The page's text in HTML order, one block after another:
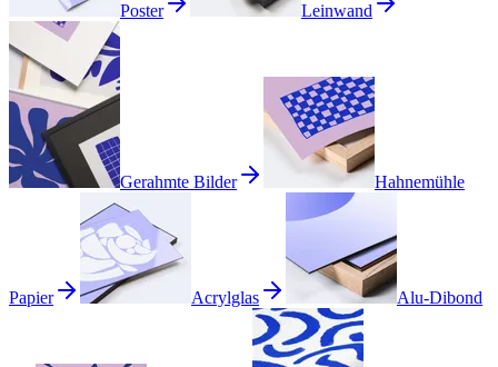
Poster Leinwand
Gerahmte Bilder Hahnemühle
Papier Acrylglas Alu-Dibond